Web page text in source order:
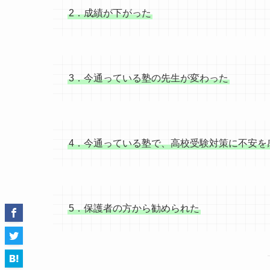
2．成績が下がった
3．今通っている塾の先生が変わった
4．今通っている塾で、高校受験対策に不安を
5．保護者の方から勧められた